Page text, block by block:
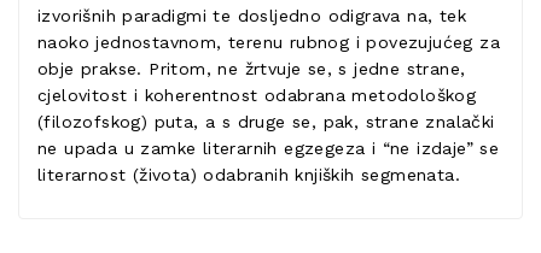
izvorišnih paradigmi te dosljedno odigrava na, tek
naoko jednostavnom, terenu rubnog i povezujućeg za
obje prakse. Pritom, ne žrtvuje se, s jedne strane,
cjelovitost i koherentnost odabrana metodološkog
(filozofskog) puta, a s druge se, pak, strane znalački
ne upada u zamke literarnih egzegeza i “ne izdaje” se
literarnost (života) odabranih knjiških segmenata.